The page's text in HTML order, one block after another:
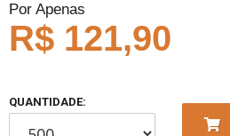
Por Apenas
R$ 121,90
QUANTIDADE: